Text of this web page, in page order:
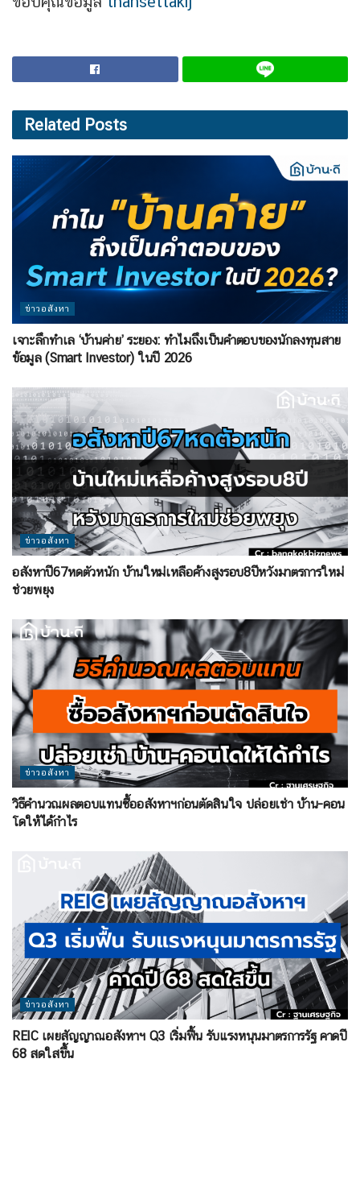
Related Posts
ข่าวอสังหา
เจาะลึกทำเล ‘บ้านค่าย’ ระยอง: ทำไมถึงเป็นคำตอบของนักลงทุนสาย
ข้อมูล (Smart Investor) ในปี 2026
ข่าวอสังหา
อสังหาปี67หดตัวหนัก บ้านใหม่เหลือค้างสูงรอบ8ปีหวังมาตรการใหม่
ช่วยพยุง
ข่าวอสังหา
วิธีคำนวณผลตอบแทนซื้ออสังหาฯก่อนตัดสินใจ ปล่อยเช่า บ้าน-คอน
โดให้ได้กำไร
ข่าวอสังหา
REIC เผยสัญญาณอสังหาฯ Q3 เริ่มฟื้น รับแรงหนุนมาตรการรัฐ คาดปี
68 สดใสขึ้น